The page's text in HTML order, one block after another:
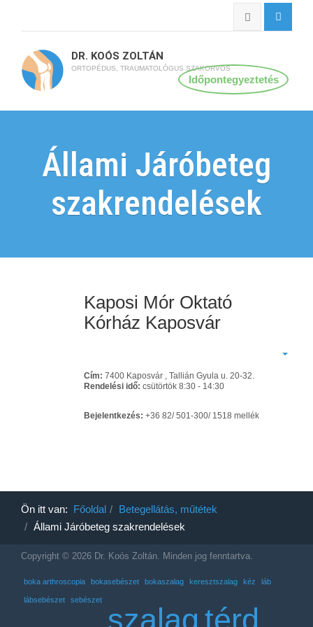
DR. KOÓS ZOLTÁN
ORTOPÉDUS, TRAUMATOLÓGUS SZAKORVOS
Időpontegyeztetés
Állami Járóbeteg
szakrendelések
Kaposi Mór Oktató
Kórház Kaposvár
Cím: 7400 Kaposvár , Tallián Gyula u. 20-32.
Rendelési idő: csütörtök 8:30 - 14:30
Bejelentkezés: +36 82/ 501-300/ 1518 mellék
Ön itt van: Főoldal
Betegellátás, műtétek
Állami Járóbeteg szakrendelések
Copyright © 2026 Dr. Koós Zoltán. Minden jog fenntartva.
boka arthroscopia bokasebészet bokaszalag keresztszalag kéz láb
lábsebészet sebészet
szalag térd